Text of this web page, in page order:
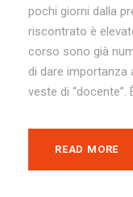
pochi giorni dalla
riscontrato è
corso sono già
di dare importanza
veste di “docente”.
READ MORE